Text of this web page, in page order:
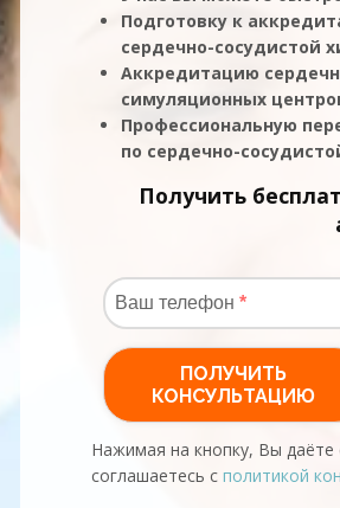
Подготовку к
сердечно-сосудистой
Аккредитацию
симуляционных
Профессиональную
по сердечно-
Получить
Нажимая на кнопку, Вы даёте
соглашаетесь сполитикой